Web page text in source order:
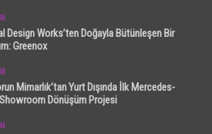
Design Works’ten Doğayla Bütünleşen Bir
Greenox
Mimarlık’tan Yurt Dışında İlk Mercedes-
Dönüşüm Projesi